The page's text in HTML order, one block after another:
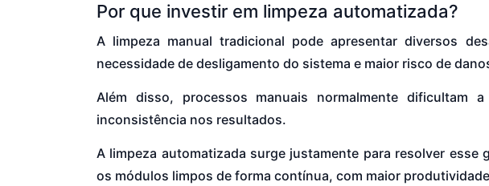
Por que investir em limpeza automatizada?
A limpeza manual tradicional pode apresentar diversos
necessidade de desligamento do sistema e maior risco de
Além disso, processos manuais normalmente dificultam
inconsistência nos resultados.
A limpeza automatizada surge justamente para resolver
os módulos limpos de forma contínua, com maior